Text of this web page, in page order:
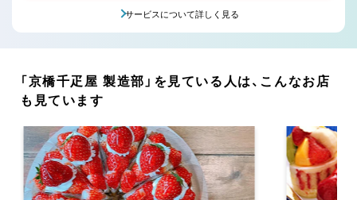
サービスについて詳しく見る
「京橋千疋屋 製造部」を見ている人は、こんなお店
も見ています